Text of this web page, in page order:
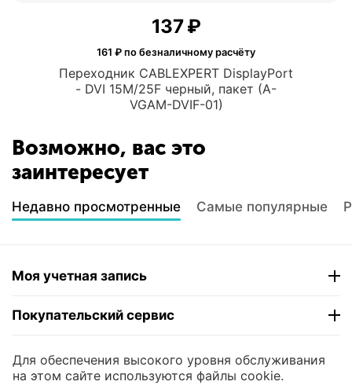
Переходник CABLEXPERT DisplayPort
- DVI 15M/25F черный, пакет (A-
VGAM-DVIF-01)
‍137‍₽
161 ₽ по безналичному расчёту
Возможно, вас это
заинтересует
Недавно просмотренные Самые популярные
Моя учетная запись
Покупательский сервис
Контакты
Для обеспечения высокого уровня обслуживания
на этом сайте используются файлы cookie.